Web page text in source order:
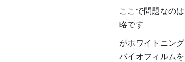
ここで問題なの
略です
がホワイトニン
バイオフィルム